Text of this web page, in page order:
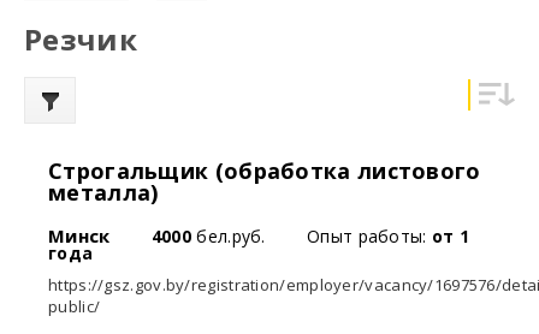
Резчик
Строгальщик (обработка листового
металла)
Минск 4000 бел.руб. Опыт работы: от 1
года
https://gsz.gov.by/registration/employer/vacancy/1697576/
public/